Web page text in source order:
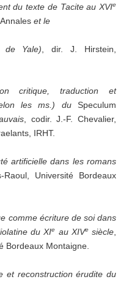
du texte de Tacite au XVIe
Annaleset le
de Yale) , dir. J. Hirstein,
critique, traduction et
les ms.) du Speculum
, codir. J.-F. Chevalier,
IRHT.
artificielle dans les romans
Raoul, Université Bordeaux
comme écriture de soi dans
du XIe au XIVesiècle,
Bordeaux Montaigne.
et reconstruction érudite du